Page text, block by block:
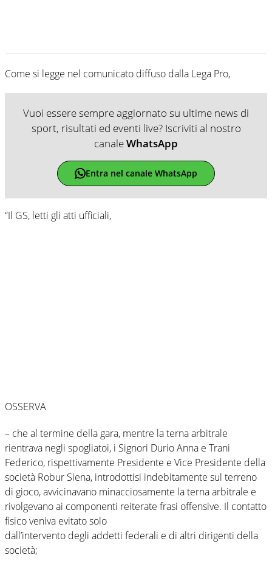
Come si legge nel comunicato diffuso dalla Lega Pro,
Vuoi essere sempre aggiornato su ultime news di
sport, risultati ed eventi live? Iscriviti al nostro
canaleWhatsApp
Entra nel canale WhatsApp
“Il GS, letti gli atti ufficiali,
OSSERVA
– che al termine della gara, mentre la terna arbitrale
rientrava negli spogliatoi, i Signori Durio Anna e Trani
Federico, rispettivamente Presidente e Vice Presidente della
società Robur Siena, introdottisi indebitamente sul terreno
di gioco, avvicinavano minacciosamente la terna arbitrale e
rivolgevano ai componenti reiterate frasi offensive. Il contatto
fisico veniva evitato solo
dall’intervento degli addetti federali e di altri dirigenti della
società;